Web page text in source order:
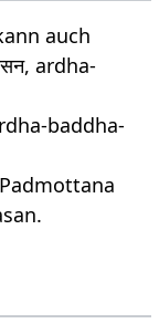
auch
ardha-
baddha-